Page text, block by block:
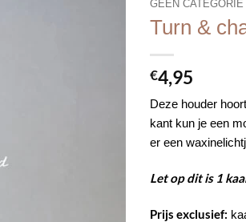
GEEN CATEGORIE
Turn &
€4,95
Deze houder
kant kun je een
er een
Let op dit is 1
Prijs exclusief: